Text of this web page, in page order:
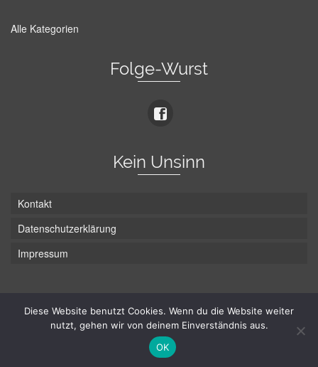
Alle Kategorien
Folge-Wurst
Kein Unsinn
Kontakt
Datenschutzerklärung
Impressum
© Hans-Wurst.net - Gute Laune seit 2005
Diese Website benutzt Cookies. Wenn du die Website weiter
nutzt, gehen wir von deinem Einverständnis aus.
OK